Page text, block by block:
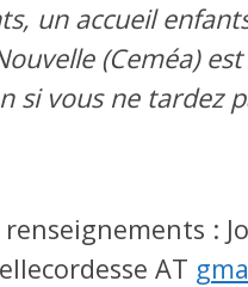
un accueil
(Ceméa)
si vous ne tardez
:
AT